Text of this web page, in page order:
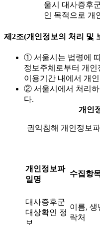
울시 대사증후
인 목적으로 개
제2조(개인정보의 처리 및
① 서울시는 법령에
정보주체로부터 개인
이용기간 내에서 개
② 서울시에서 처리하
다.
개인
권익침해 개인정보
개인정보파
일명
수집항
대사증후군
대상확인 정
보
이름, 생
락처